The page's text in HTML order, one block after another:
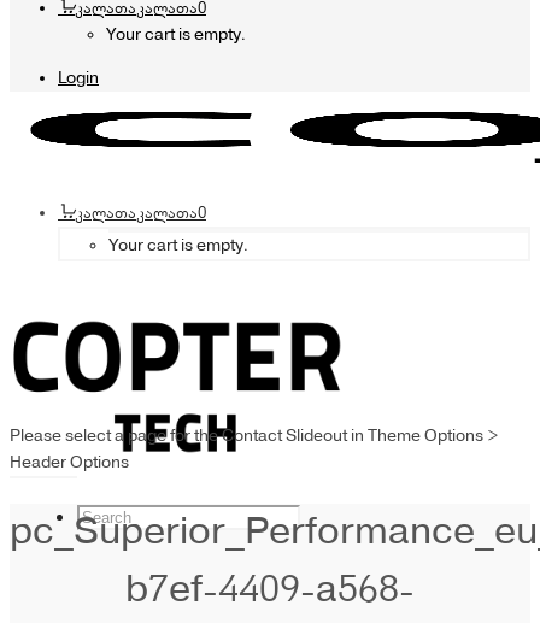
კალათაკალათა0
Your cart is empty.
Login
კალათაკალათა0
Your cart is empty.
Please select a page for the Contact Slideout in Theme Options >
Header Options
b7ef-4409-a568-